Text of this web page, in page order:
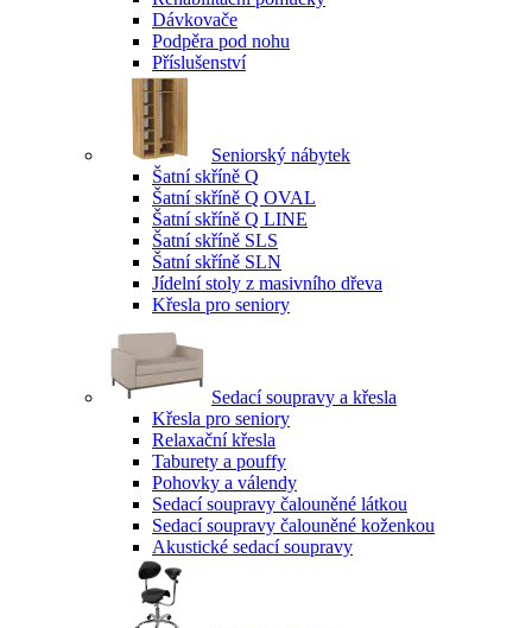
Dávkovače
Podpěra pod nohu
Příslušenství
Seniorský nábytek
Šatní skříně Q
Šatní skříně Q OVAL
Šatní skříně Q LINE
Šatní skříně SLS
Šatní skříně SLN
Jídelní stoly z masivního dřeva
Křesla pro seniory
Sedací soupravy a křesla
Křesla pro seniory
Relaxační křesla
Taburety a pouffy
Pohovky a válendy
Sedací soupravy čalouněné látkou
Sedací soupravy čalouněné koženkou
Akustické sedací soupravy